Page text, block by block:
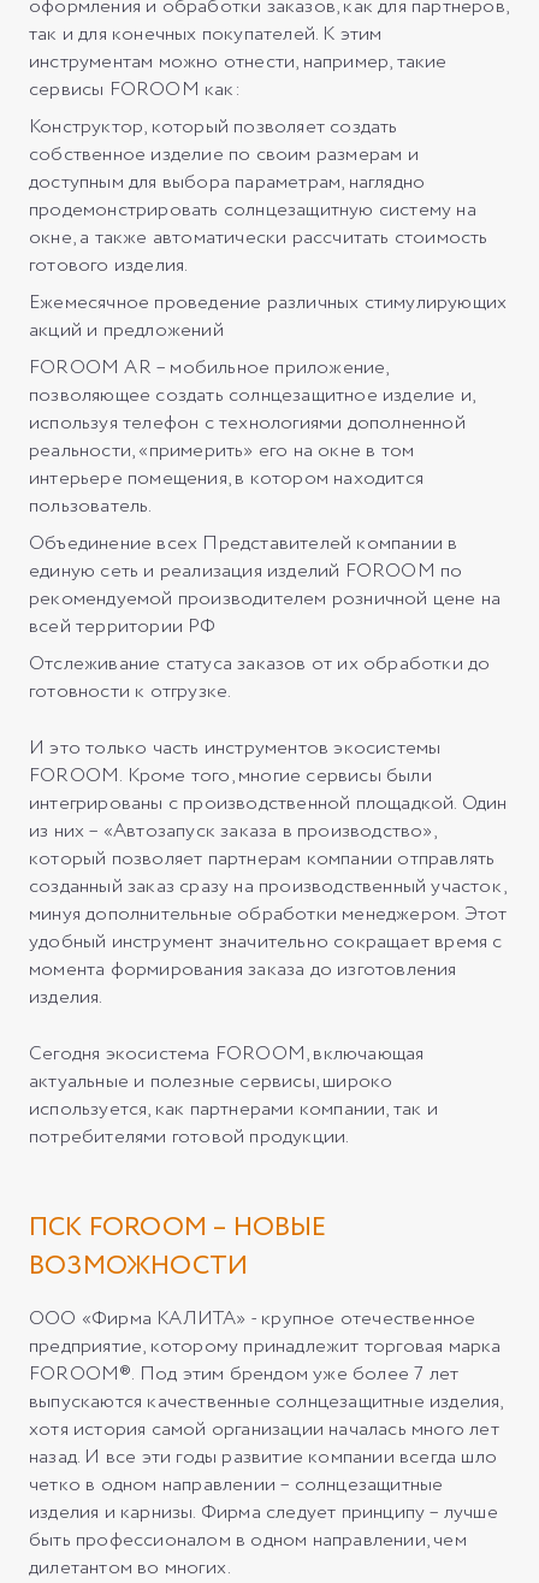
оформления и обработки заказов, как для партнеров,
так и для конечных покупателей. К этим
инструментам можно отнести, например, такие
сервисы FOROOM как:
Конструктор, который позволяет создать
собственное изделие по своим размерам и
доступным для выбора параметрам, наглядно
продемонстрировать солнцезащитную систему на
окне, а также автоматически рассчитать стоимость
готового изделия.
Ежемесячное проведение различных стимулирующих
акций и предложений
FOROOM AR – мобильное приложение,
позволяющее создать солнцезащитное изделие и,
используя телефон с технологиями дополненной
реальности, «примерить» его на окне в том
интерьере помещения, в котором находится
пользователь.
Объединение всех Представителей компании в
единую сеть и реализация изделий FOROOM по
рекомендуемой производителем розничной цене на
всей территории РФ
Отслеживание статуса заказов от их обработки до
готовности к отгрузке.
И это только часть инструментов экосистемы
FOROOM. Кроме того, многие сервисы были
интегрированы с производственной площадкой. Один
из них – «Автозапуск заказа в производство»,
который позволяет партнерам компании отправлять
созданный заказ сразу на производственный участок,
минуя дополнительные обработки менеджером. Этот
удобный инструмент значительно сокращает время с
момента формирования заказа до изготовления
изделия.
Сегодня экосистема FOROOM, включающая
актуальные и полезные сервисы, широко
используется, как партнерами компании, так и
потребителями готовой продукции.
ПСК FOROOM – НОВЫЕ
ВОЗМОЖНОСТИ
ООО «Фирма КАЛИТА» - крупное отечественное
предприятие, которому принадлежит торговая марка
FOROOM®. Под этим брендом уже более 7 лет
выпускаются качественные солнцезащитные изделия,
хотя история самой организации началась много лет
назад. И все эти годы развитие компании всегда шло
четко в одном направлении – солнцезащитные
изделия и карнизы. Фирма следует принципу – лучше
быть профессионалом в одном направлении, чем
дилетантом во многих.